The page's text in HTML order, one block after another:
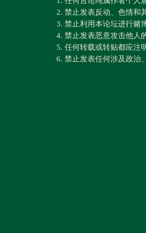
2. 禁止发表反动、色情和
3. 禁止利用本论坛进行赌
4. 禁止发表恶意攻击他人
5. 任何转载或转贴都应注
6. 禁止发表任何涉及政治